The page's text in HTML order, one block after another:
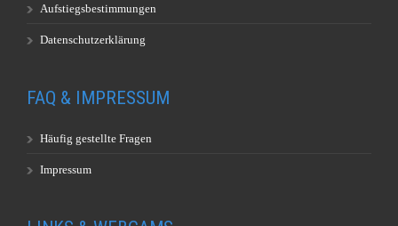
Aufstiegsbestimmungen
Datenschutzerklärung
FAQ & IMPRESSUM
Häufig gestellte Fragen
Impressum